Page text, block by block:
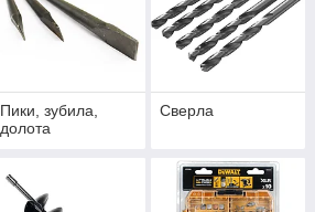
Пики, зубила,
долота
Сверла